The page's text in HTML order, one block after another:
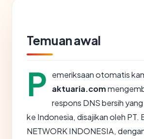
Temuan awal
P
emeriksaan otomatis
aktuaria.com
respons DNS bersih
ke Indonesia, disajikan oleh PT.
NETWORK INDONESIA,